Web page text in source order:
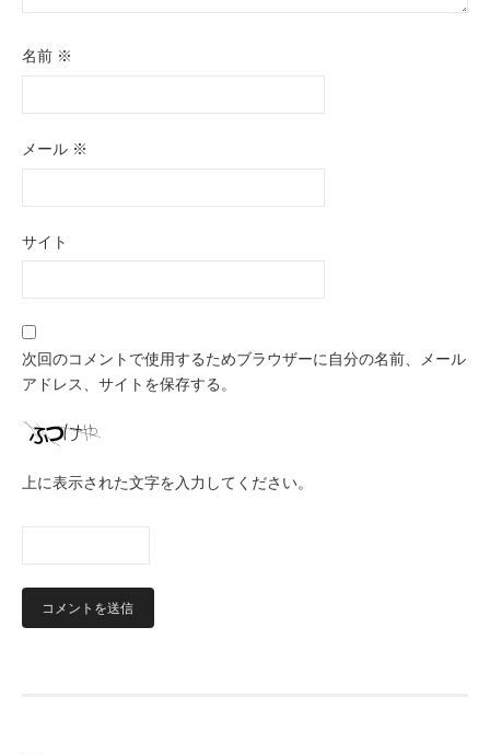
名前 ※
メール ※
サイト
次回のコメントで使用するためブラウザーに自分の名前、メール
アドレス、サイトを保存する。
上に表示された文字を入力してください。